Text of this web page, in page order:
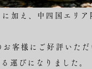
加え、中四国エリ
客様にご好評いた
運びになりました。